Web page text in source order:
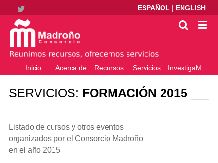
ESPAÑOL | ENGLISH
Twitter
Inicio Acerca de
Recursos
electrónicos
Servicios
InvestigaM
– Ciencia
Abierta
SERVICIOS: FORMACIÓN 2015
Listado de cursos y otros eventos
organizados por el Consorcio Madroño
en el año 2015